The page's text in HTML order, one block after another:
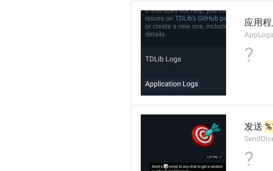
应用
AppLogs
?
发送
?